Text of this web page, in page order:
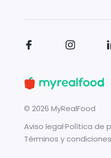
© 2026 MyRealFood
Aviso legal·Política de
Términos y condiciones